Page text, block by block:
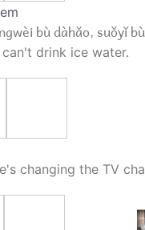
bù dàhǎo, suǒyǐ
drink ice water.
changing the TV